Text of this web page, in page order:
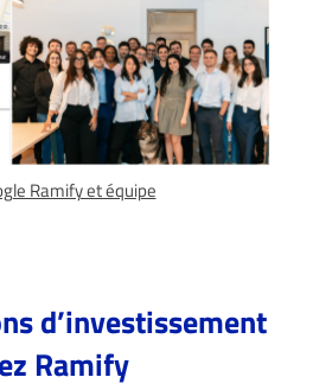
Ramify et équipe
d’investissement
Ramify